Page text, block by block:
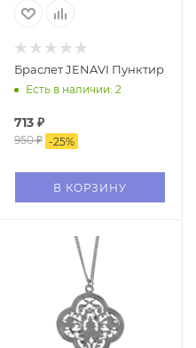
Браслет JENAVI Пунктир
Есть в наличии: 2
713 ₽
950₽ -25%
В КОРЗИНУ